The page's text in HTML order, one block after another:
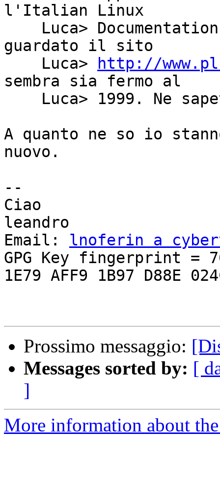
l'Italian Linux
guardato il sito
    Luca>
http://
sembra sia fermo al
A quanto ne so io
nuovo.
--
Ciao
leandro
Email: lnoferin a
GPG Key fingerprint =
1E79 AFF9 1B97 D88E
Prossimo messaggio:
Messages sorted by: [
]
More information about